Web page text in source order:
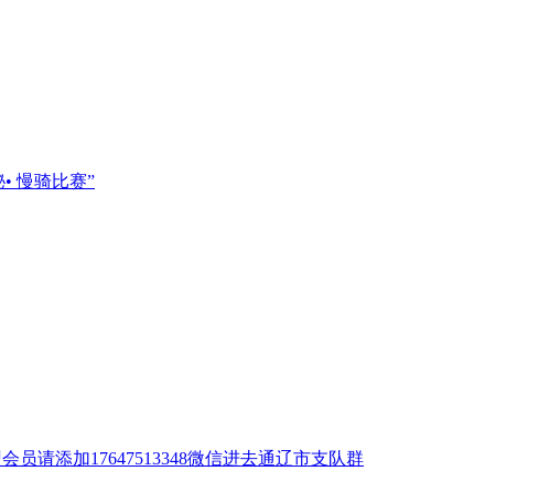
慢骑比赛”
员请添加17647513348微信进去通辽市支队群